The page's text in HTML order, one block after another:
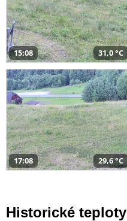
15:08 31,0 °C
17:08 29,6 °C
Historické teploty